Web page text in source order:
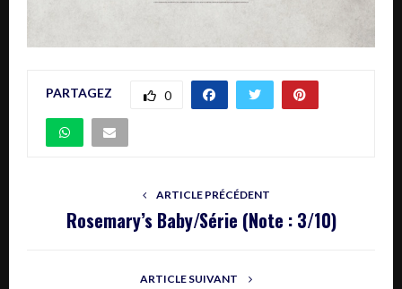
PARTAGEZ 0
ARTICLE PRÉCÉDENT
Rosemary’s Baby/Série (Note : 3/10)
ARTICLE SUIVANT